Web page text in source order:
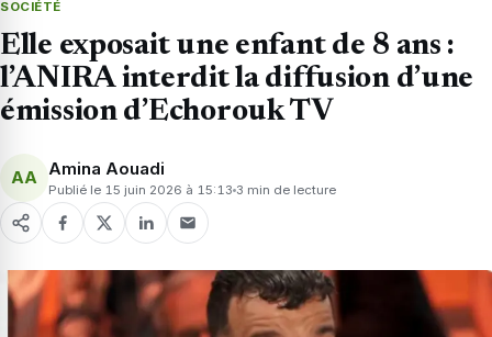
SOCIÉTÉ
Elle exposait une enfant de 8 ans :
l’ANIRA interdit la diffusion d’une
émission d’Echorouk TV
AA Amina Aouadi
Publié le 15 juin 2026 à 15:13 3 min de lecture